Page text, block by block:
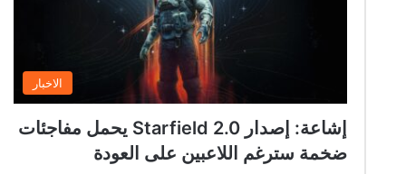
الاخبار
إشاعة: إصدار Starfield 2.0 يحمل مفاجئات
ضخمة سترغم اللاعبين على العودة